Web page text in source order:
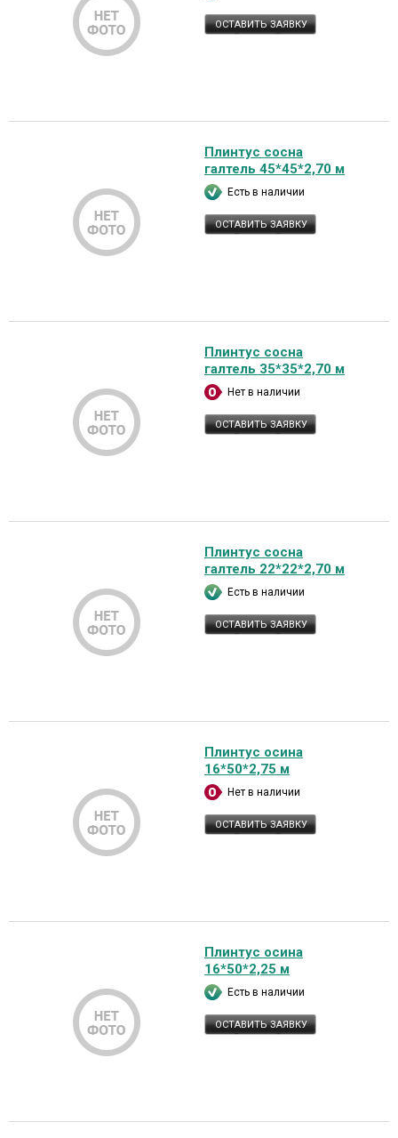
ОСТАВИТЬ ЗАЯВКУ
Плинтус сосна
галтель 45*45*2,70 м
Есть в наличии
ОСТАВИТЬ ЗАЯВКУ
Плинтус сосна
галтель 35*35*2,70 м
Нет в наличии
ОСТАВИТЬ ЗАЯВКУ
Плинтус сосна
галтель 22*22*2,70 м
Есть в наличии
ОСТАВИТЬ ЗАЯВКУ
Плинтус осина
16*50*2,75 м
Нет в наличии
ОСТАВИТЬ ЗАЯВКУ
Плинтус осина
16*50*2,25 м
Есть в наличии
ОСТАВИТЬ ЗАЯВКУ